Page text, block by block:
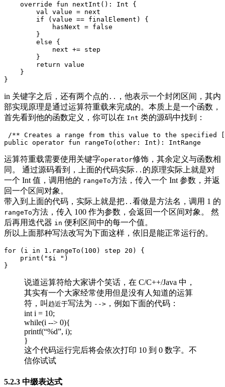
override
fun nextInt (): Int
{
val value = next
if
( value == finalElement )
{
hasNext = false
}
else
{
next += step
}
return value
}
}
in 关键字之后，还有两个点的 ..
，他表示一个封闭区间，其内
部实现原理是通过运算符重载来完成的。本质上是一个函数，
首先看到他的函数定义，你可以在 Int 类的源码中找到：
/** Creates a range from this value to the specified
public operator fun rangeTo ( other : Int ): IntRange
运算符重载需要使用关键字operator修饰，其余定义与函数相
同。 通过源码看到，上面的代码实际 .. 的原理实际上就是对
一个 Int 值，调用他的 rangeTo方法，传入一个 Int 参数，并返
回一个区间对象。
带入到上面的代码，实际上就是把 .. 看做是方法名，调用 1 的
rangeTo方法，传入 100 作为参数，会返回一个区间对象。 然
后再用迭代器 in 便利区间中的每一个值。
所以上面那种写法改写为下面这样，依旧是能正常运行的。
for ( i in 1 . rangeTo ( 100 ) step 20 )
{
print ( "$i " )
}
说道运算符给大家讲个笑话，在 C/C++/Java 中，
其实有一个大家经常使用但是没有人知道的运算
符，叫 趋近于写法为 --> ，例如下面的代码：
int i = 10;
while(i --> 0){
printf(“%d”, i);
}
这个代码运行完后将会依次打印 10 到 0 数字。不
信你试试
5.2.3 中缀表达式